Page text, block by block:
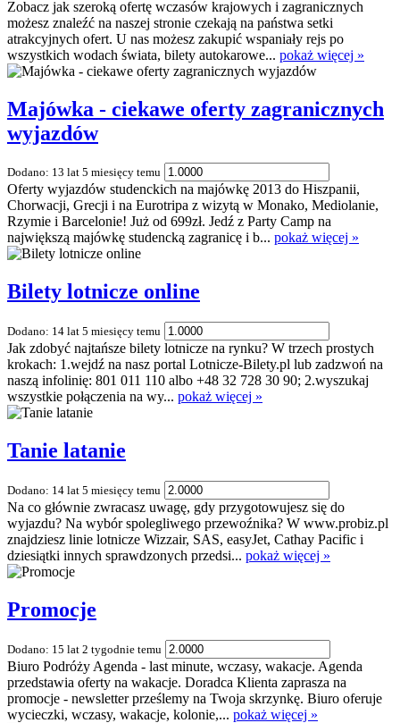
Zobacz jak szeroką ofertę wczasów krajowych i zagranicznych
możesz znaleźć na naszej stronie czekają na państwa setki
atrakcyjnych ofert. U nas możesz zakupić wspaniały rejs po
wszystkich wodach świata, bilety autokarowe... pokaż więcej »
Majówka - ciekawe oferty zagranicznych
wyjazdów
Dodano: 13 lat 5 miesięcy temu
Oferty wyjazdów studenckich na majówkę 2013 do Hiszpanii,
Chorwacji, Grecji i na Eurotripa z wizytą w Monako, Mediolanie,
Rzymie i Barcelonie! Już od 699zł. Jedź z Party Camp na
największą majówkę studencką zagranicę i b... pokaż więcej »
Bilety lotnicze online
Dodano: 14 lat 5 miesięcy temu
Jak zdobyć najtańsze bilety lotnicze na rynku? W trzech prostych
krokach: 1.wejdź na nasz portal Lotnicze-Bilety.pl lub zadzwoń na
naszą infolinię: 801 011 110 albo +48 32 728 30 90; 2.wyszukaj
wszystkie połączenia na wy... pokaż więcej »
Tanie latanie
Dodano: 14 lat 5 miesięcy temu
Na co głównie zwracasz uwagę, gdy przygotowujesz się do
wyjazdu? Na wybór spolegliwego przewoźnika? W www.probiz.pl
znajdziesz linie lotnicze Wizzair, SAS, easyJet, Cathay Pacific i
dziesiątki innych sprawdzonych przedsi... pokaż więcej »
Promocje
Dodano: 15 lat 2 tygodnie temu
Biuro Podróży Agenda - last minute, wczasy, wakacje. Agenda
przedstawia oferty na wakacje. Doradca Klienta zaprasza na
promocje - newsletter prześlemy na Twoja skrzynkę. Biuro oferuje
wycieczki, wczasy, wakacje, kolonie,... pokaż więcej »